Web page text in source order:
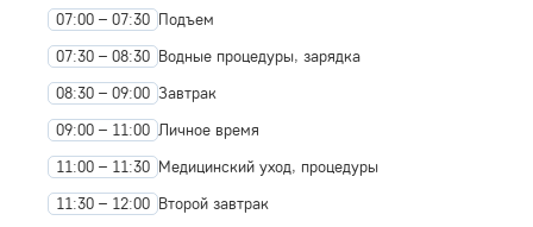
07:00 – 07:30 Подъем
07:30 – 08:30 Водные процедуры, зарядка
08:30 – 09:00 Завтрак
09:00 – 11:00 Личное время
11:00 – 11:30 Медицинский уход, процедуры
11:30 – 12:00 Второй завтрак